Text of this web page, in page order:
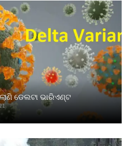
ଡେଲଟା ଭାରିଏଣ୍ଟ